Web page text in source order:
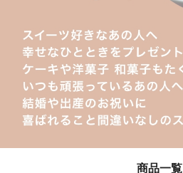
商品一覧